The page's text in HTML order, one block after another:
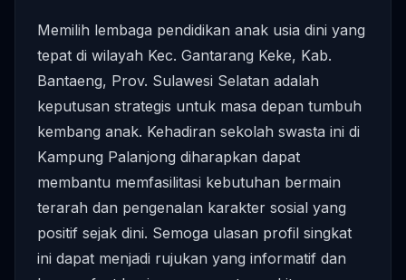
Memilih lembaga pendidikan anak usia dini yang
tepat di wilayah Kec. Gantarang Keke, Kab.
Bantaeng, Prov. Sulawesi Selatan adalah
keputusan strategis untuk masa depan tumbuh
kembang anak. Kehadiran sekolah swasta ini di
Kampung Palanjong diharapkan dapat
membantu memfasilitasi kebutuhan bermain
terarah dan pengenalan karakter sosial yang
positif sejak dini. Semoga ulasan profil singkat
ini dapat menjadi rujukan yang informatif dan